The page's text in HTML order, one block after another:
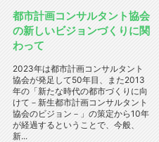
都市計画コンサルタント協会
の新しいビジョンづくりに関
わって
2023年は都市計画コンサルタント
協会が発足して50年目、また2013
年の「新たな時代の都市づくりに向
けて－新生都市計画コンサルタント
協会のビジョン－」の策定から10年
が経過するということで、今般、
新...